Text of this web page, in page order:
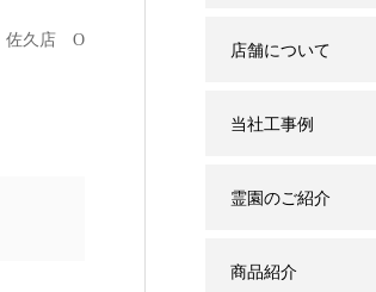
佐久店 O
店舗について
当社工事例
霊園のご紹介
商品紹介